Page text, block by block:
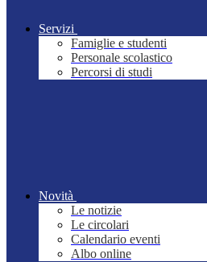
Servizi
Famiglie e studenti
Personale scolastico
Percorsi di studi
Novità
Le notizie
Le circolari
Calendario eventi
Albo online